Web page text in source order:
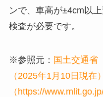
ンで、車高が±4cm以
検査が必要です。
※参照元： 国土交通省
（2025年1月10日現在
（https://